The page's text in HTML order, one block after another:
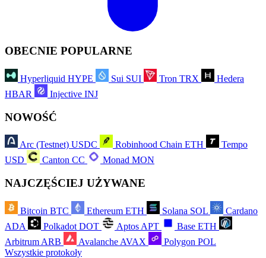
OBECNIE POPULARNE
Hyperliquid HYPE Sui SUI Tron TRX
Hedera
HBAR
Injective INJ
NOWOŚĆ
Arc (Testnet) USDC Robinhood Chain ETH
Tempo
USD
Canton CC Monad MON
NAJCZĘŚCIEJ UŻYWANE
Bitcoin BTC Ethereum ETH Solana SOL
Cardano
ADA
Polkadot DOT Aptos APT Base ETH
Arbitrum ARB Avalanche AVAX Polygon POL
Wszystkie protokoły